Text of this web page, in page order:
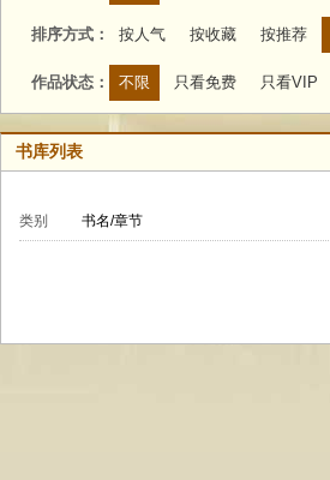
排序方式： 按人气 按收藏 按推荐
作品状态： 不限 只看免费 只看VIP
书库列表
类别 书名/章节